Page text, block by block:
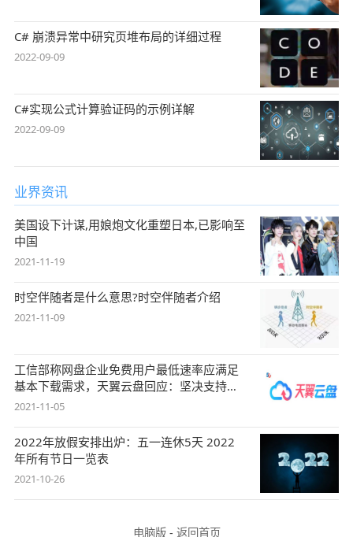
C# 崩溃异常中研究页堆布局的详细过程
2022-09-09
C#实现公式计算验证码的示例详解
2022-09-09
业界资讯
美国设下计谋,用娘炮文化重塑日本,已影响至
中国
2021-11-19
时空伴随者是什么意思?时空伴随者介绍
2021-11-09
工信部称网盘企业免费用户最低速率应满足
基本下载需求，天翼云盘回应：坚决支持，
始终
2021-11-05
2022年放假安排出炉：五一连休5天 2022
年所有节日一览表
2021-10-26
电脑版- 返回首页